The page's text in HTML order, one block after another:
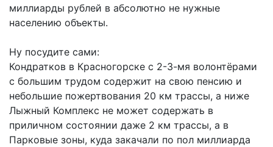
миллиарды рублей в абсолютно не нужные
населению объекты.
Ну посудите сами:
Кондратков в Красногорске с 2-3-мя волонтёрами
с большим трудом содержит на свою пенсию и
небольшие пожертвования 20 км трассы, а ниже
Лыжный Комплекс не может содержать в
приличном состоянии даже 2 км трассы, а в
Парковые зоны, куда закачали по пол миллиарда